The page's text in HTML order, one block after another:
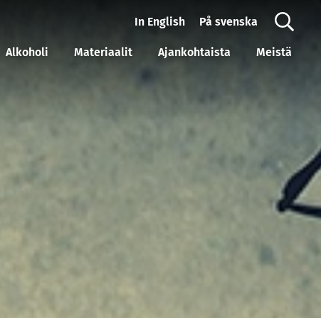
Alkoholi Materiaalit Ajankohtaista Meistä
In English På svenska